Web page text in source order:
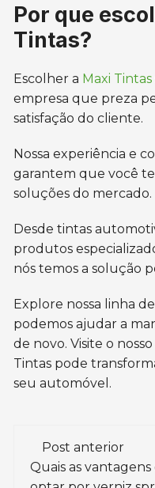
Por que
Tintas?
Escolher a Maxi Tintas
empresa que preza
satisfação do cliente.
Nossa experiência e
garantem que você
soluções do mercado.
Desde tintas
produtos
nós temos a solução
Explore nossa linha
podemos ajudar a
de novo. Visite o
Tintas pode
seu automóvel.
Navegação
de
Post anterior
Quais as vantagens